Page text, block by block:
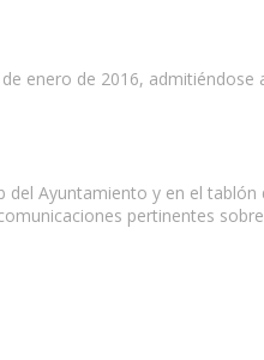
enero de 2016,
Ayuntamiento y en el
pertinentes